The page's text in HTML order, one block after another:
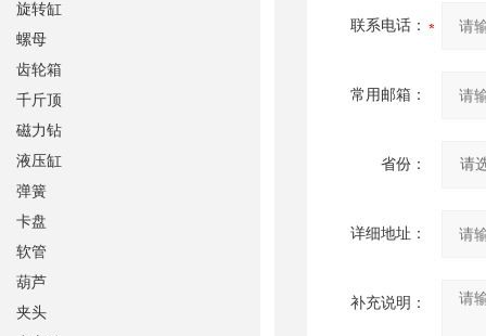
联系电话：
常用邮箱：
省份：
详细地址：
补充说明：
旋转缸
螺母
齿轮箱
千斤顶
磁力钻
液压缸
弹簧
卡盘
软管
葫芦
夹头